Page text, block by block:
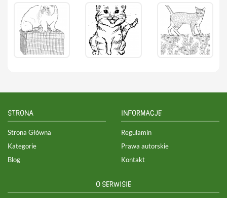
STRONA
Strona Główna
Kategorie
Blog
INFORMACJE
Regulamin
Prawa autorskie
Kontakt
O SERWISIE